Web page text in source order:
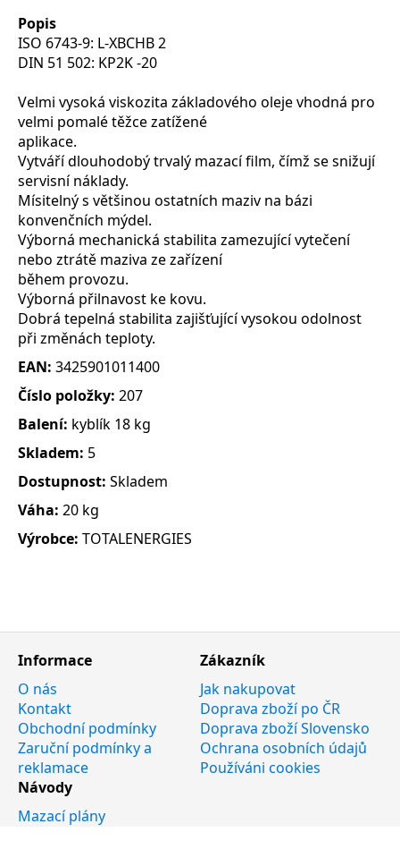
Popis
ISO 6743-9: L-XBCHB 2
DIN 51 502: KP2K -20
Velmi vysoká viskozita základového oleje vhodná pro
velmi pomalé těžce zatížené
aplikace.
Vytváří dlouhodobý trvalý mazací film, čímž se snižují
servisní náklady.
Mísitelný s většinou ostatních maziv na bázi
konvenčních mýdel.
Výborná mechanická stabilita zamezující vytečení
nebo ztrátě maziva ze zařízení
během provozu.
Výborná přilnavost ke kovu.
Dobrá tepelná stabilita zajišťující vysokou odolnost
při změnách teploty.
EAN: 3425901011400
Číslo položky: 207
Balení: kyblík 18 kg
Skladem: 5
Dostupnost: Skladem
Váha: 20 kg
Výrobce: TOTALENERGIES
Informace
O nás
Kontakt
Obchodní podmínky
Zaruční podmínky a
reklamace
Zákazník
Jak nakupovat
Doprava zboží po ČR
Doprava zboží Slovensko
Ochrana osobních údajů
Používáni cookies
Návody
Mazací plány